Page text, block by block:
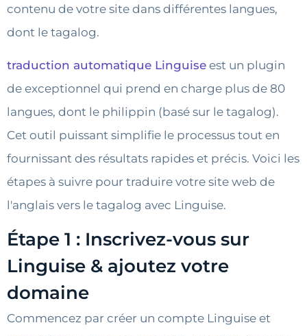
contenu de votre site dans différentes langues,
dont le tagalog.
traduction automatique Linguise est un plugin
de exceptionnel qui prend en charge plus de 80
langues, dont le philippin (basé sur le tagalog).
Cet outil puissant simplifie le processus tout en
fournissant des résultats rapides et précis. Voici les
étapes à suivre pour traduire votre site web de
l'anglais vers le tagalog avec Linguise.
Étape 1 : Inscrivez-vous sur
Linguise & ajoutez votre
domaine
Commencez par créer un compte Linguise et